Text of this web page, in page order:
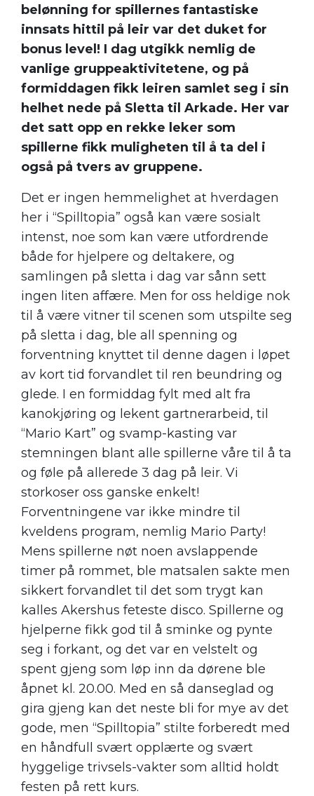
belønning for spillernes fantastiske
innsats hittil på leir var det duket for
bonus level! I dag utgikk nemlig de
vanlige gruppeaktivitetene, og på
formiddagen fikk leiren samlet seg i sin
helhet nede på Sletta til Arkade. Her var
det satt opp en rekke leker som
spillerne fikk muligheten til å ta del i
også på tvers av gruppene.
Det er ingen hemmelighet at hverdagen
her i “Spilltopia” også kan være sosialt
intenst, noe som kan være utfordrende
både for hjelpere og deltakere, og
samlingen på sletta i dag var sånn sett
ingen liten affære. Men for oss heldige nok
til å være vitner til scenen som utspilte seg
på sletta i dag, ble all spenning og
forventning knyttet til denne dagen i løpet
av kort tid forvandlet til ren beundring og
glede. I en formiddag fylt med alt fra
kanokjøring og lekent gartnerarbeid, til
“Mario Kart” og svamp-kasting var
stemningen blant alle spillerne våre til å ta
og føle på allerede 3 dag på leir. Vi
storkoser oss ganske enkelt!
Forventningene var ikke mindre til
kveldens program, nemlig Mario Party!
Mens spillerne nøt noen avslappende
timer på rommet, ble matsalen sakte men
sikkert forvandlet til det som trygt kan
kalles Akershus feteste disco. Spillerne og
hjelperne fikk god til å sminke og pynte
seg i forkant, og det var en velstelt og
spent gjeng som løp inn da dørene ble
åpnet kl. 20.00. Med en så danseglad og
gira gjeng kan det neste bli for mye av det
gode, men “Spilltopia” stilte forberedt med
en håndfull svært opplærte og svært
hyggelige trivsels-vakter som alltid holdt
festen på rett kurs.